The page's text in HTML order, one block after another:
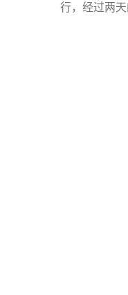
行，经过两